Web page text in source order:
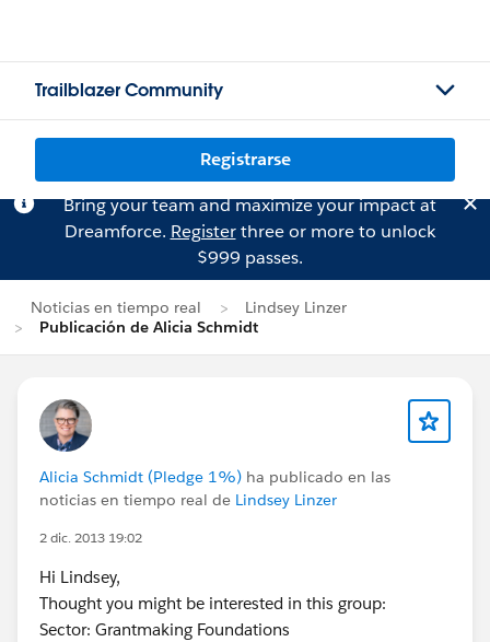
Trailblazer Community
Registrarse
Bring your team and maximize your impact at
Dreamforce. Registerthree or more to unlock
$999 passes.
Noticias en tiempo real
Lindsey Linzer
Publicación de Alicia Schmidt
Alicia Schmidt (Pledge 1%) ha publicado en las
noticias en tiempo real de Lindsey Linzer
2 dic. 2013 19:02
Hi Lindsey,
Thought you might be interested in this group:
Sector: Grantmaking Foundations